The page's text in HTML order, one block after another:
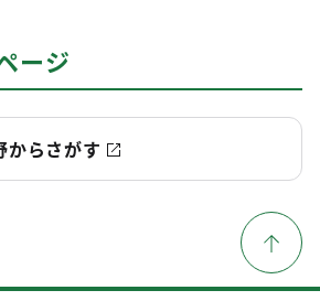
ージ
からさがす